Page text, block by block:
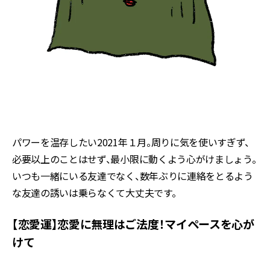
パワーを温存したい2021年１月。周りに気を使いすぎず、
必要以上のことはせず、最小限に動くよう心がけましょう。
いつも一緒にいる友達でなく、数年ぶりに連絡をとるよう
な友達の誘いは乗らなくて大丈夫です。
【恋愛運】恋愛に無理はご法度！マイペースを心が
けて